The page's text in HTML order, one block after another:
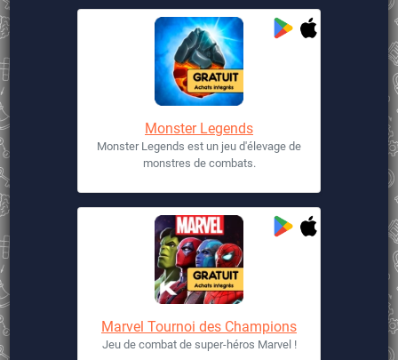
Monster Legends
Monster Legends est un jeu d'élevage de
monstres de combats.
Marvel Tournoi des Champions
Jeu de combat de super-héros Marvel !